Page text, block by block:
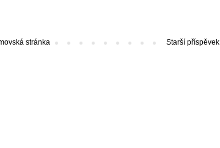
Starší příspěvek
stránka